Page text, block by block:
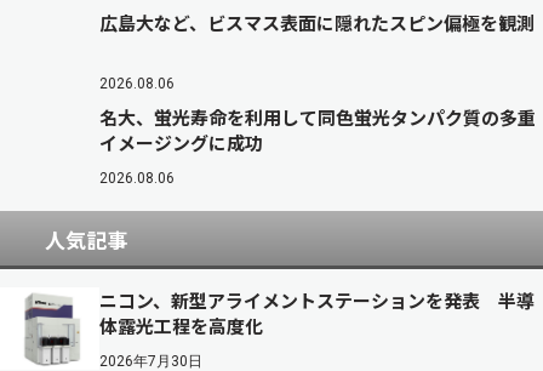
広島大など、ビスマス表面に隠れたスピン偏極を観測
2026.08.06
名大、蛍光寿命を利用して同色蛍光タンパク質の多重
イメージングに成功
2026.08.06
人気記事
ニコン、新型アライメントステーションを発表 半導
体露光工程を高度化
2026年7月30日